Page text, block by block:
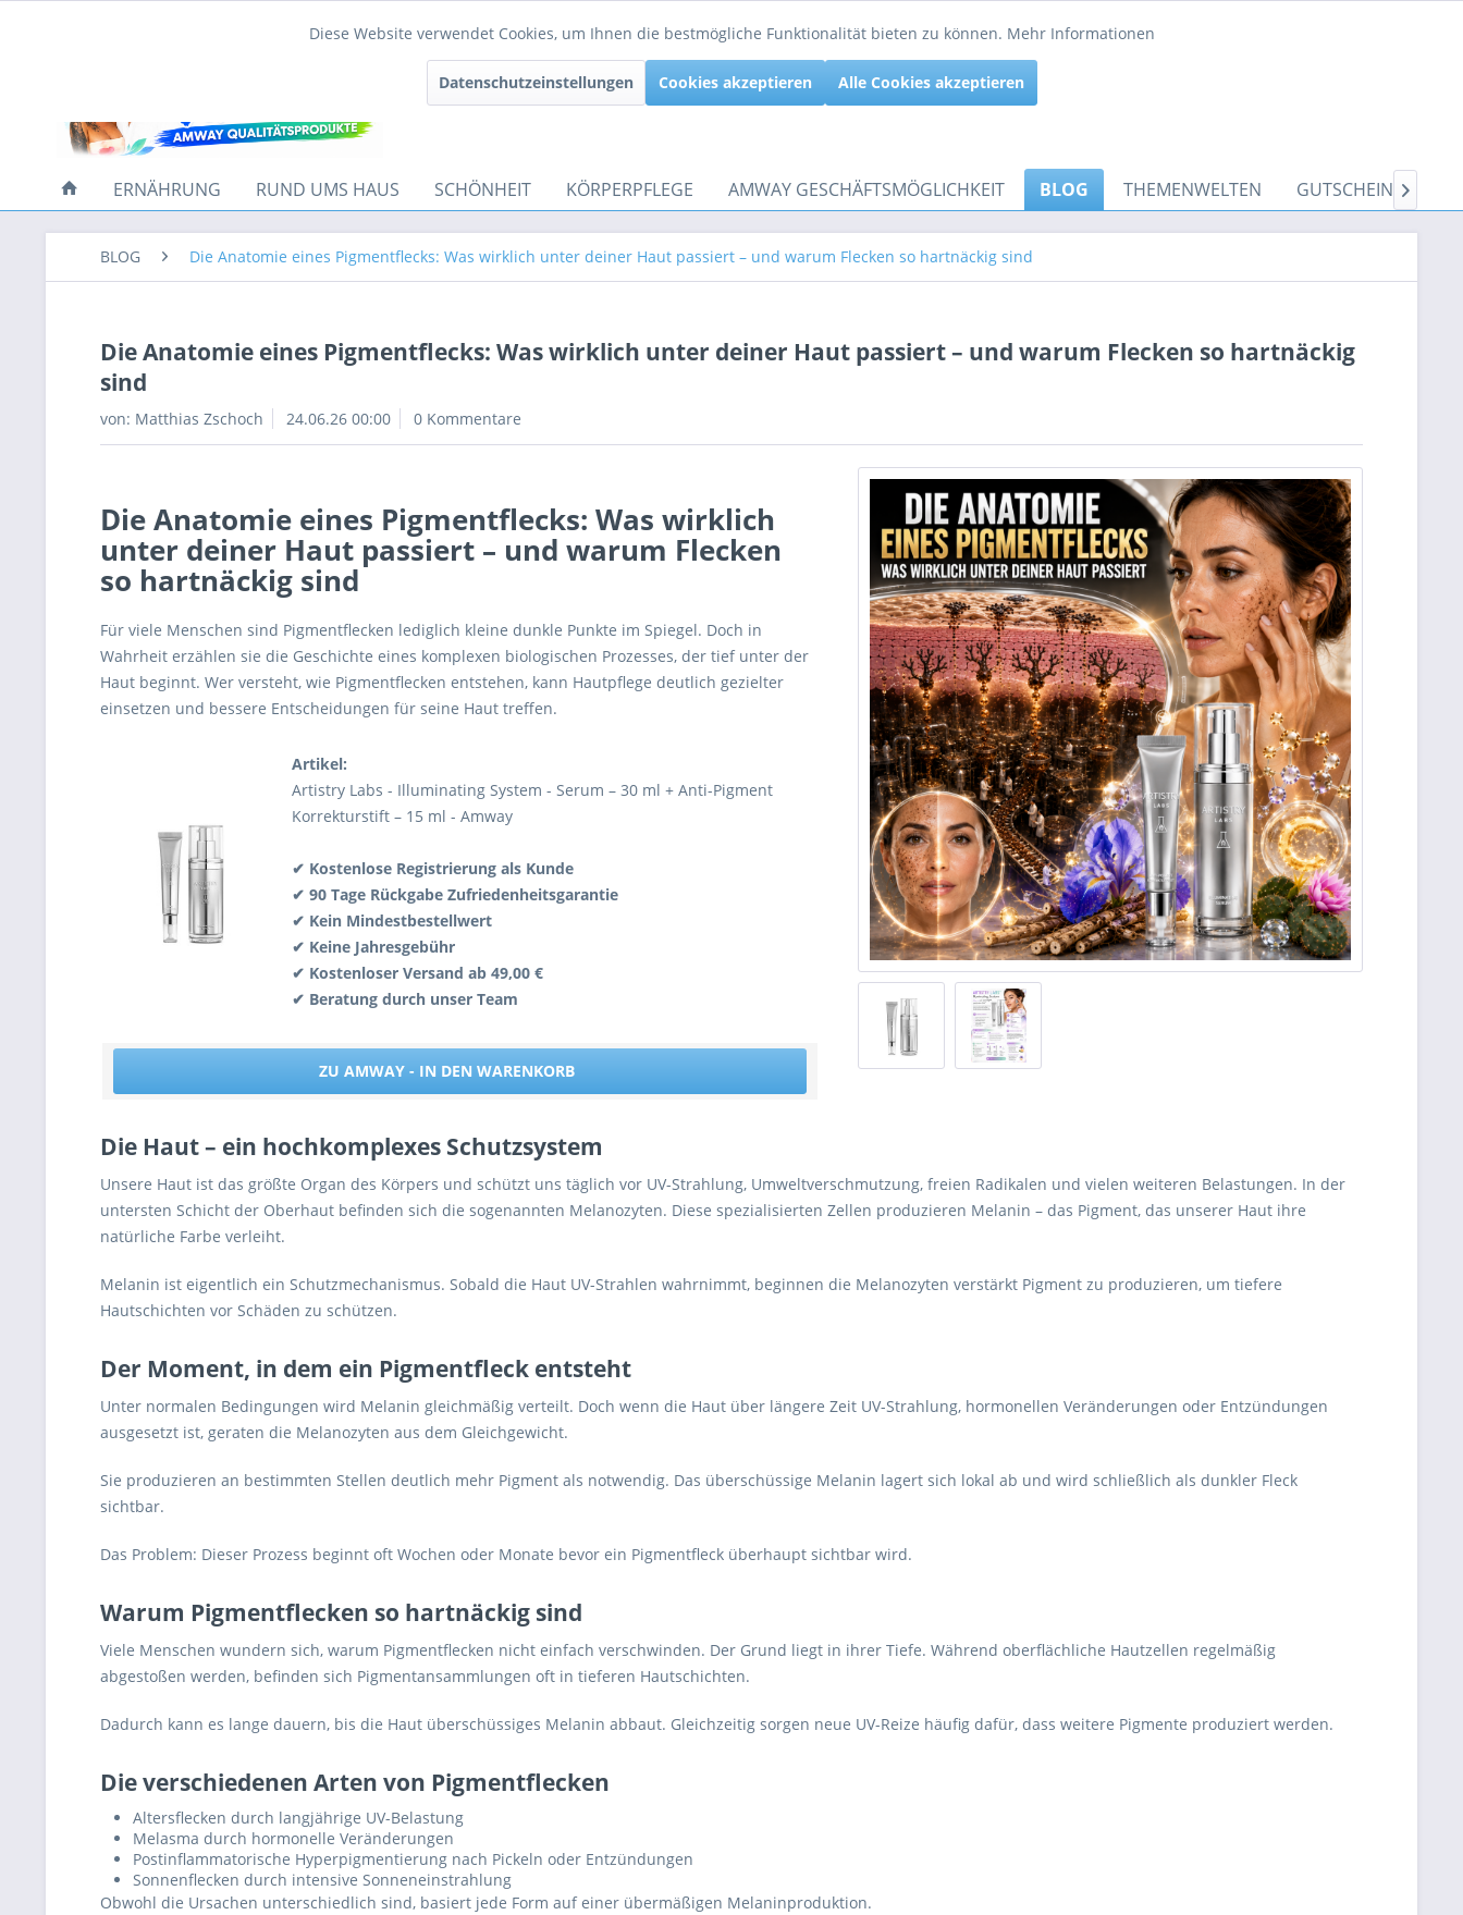
ERNÄHRUNG RUND UMS HAUS SCHÖNHEIT KÖRPERPFLEGE AMWAY GESCHÄFTSMÖGLICHKEIT BLOG THEMENWELTEN GUTSCHEINE
BLOG Die Anatomie eines Pigmentflecks: Was wirklich unter deiner Haut passiert – und warum Flecken so hartnäckig sind
Die Anatomie eines Pigmentflecks: Was wirklich unter deiner Haut passiert – und warum Flecken so hartnäckig
sind
von: Matthias Zschoch 24.06.26 00:00 0 Kommentare
Die Anatomie eines Pigmentflecks: Was wirklich
unter deiner Haut passiert – und warum Flecken
so hartnäckig sind
Für viele Menschen sind Pigmentflecken lediglich kleine dunkle Punkte im Spiegel. Doch in
Wahrheit erzählen sie die Geschichte eines komplexen biologischen Prozesses, der tief unter der
Haut beginnt. Wer versteht, wie Pigmentflecken entstehen, kann Hautpflege deutlich gezielter
einsetzen und bessere Entscheidungen für seine Haut treffen.
Artikel:
Artistry Labs - Illuminating System - Serum – 30 ml + Anti-Pigment
Korrekturstift – 15 ml - Amway
✔ Kostenlose Registrierung als Kunde
✔ 90 Tage Rückgabe Zufriedenheitsgarantie
✔ Kein Mindestbestellwert
✔ Keine Jahresgebühr
✔ Kostenloser Versand ab 49,00 €
✔ Beratung durch unser Team
ZU AMWAY - IN DEN WARENKORB
Die Haut – ein hochkomplexes Schutzsystem
Unsere Haut ist das größte Organ des Körpers und schützt uns täglich vor UV-Strahlung, Umweltverschmutzung, freien Radikalen und vielen weiteren Belastungen. In der
untersten Schicht der Oberhaut befinden sich die sogenannten Melanozyten. Diese spezialisierten Zellen produzieren Melanin – das Pigment, das unserer Haut ihre
natürliche Farbe verleiht.
Melanin ist eigentlich ein Schutzmechanismus. Sobald die Haut UV-Strahlen wahrnimmt, beginnen die Melanozyten verstärkt Pigment zu produzieren, um tiefere
Hautschichten vor Schäden zu schützen.
Der Moment, in dem ein Pigmentfleck entsteht
Unter normalen Bedingungen wird Melanin gleichmäßig verteilt. Doch wenn die Haut über längere Zeit UV-Strahlung, hormonellen Veränderungen oder Entzündungen
ausgesetzt ist, geraten die Melanozyten aus dem Gleichgewicht.
Sie produzieren an bestimmten Stellen deutlich mehr Pigment als notwendig. Das überschüssige Melanin lagert sich lokal ab und wird schließlich als dunkler Fleck
sichtbar.
Das Problem: Dieser Prozess beginnt oft Wochen oder Monate bevor ein Pigmentfleck überhaupt sichtbar wird.
Warum Pigmentflecken so hartnäckig sind
Viele Menschen wundern sich, warum Pigmentflecken nicht einfach verschwinden. Der Grund liegt in ihrer Tiefe. Während oberflächliche Hautzellen regelmäßig
abgestoßen werden, befinden sich Pigmentansammlungen oft in tieferen Hautschichten.
Dadurch kann es lange dauern, bis die Haut überschüssiges Melanin abbaut. Gleichzeitig sorgen neue UV-Reize häufig dafür, dass weitere Pigmente produziert werden.
Die verschiedenen Arten von Pigmentflecken
Altersflecken durch langjährige UV-Belastung
Melasma durch hormonelle Veränderungen
Postinflammatorische Hyperpigmentierung nach Pickeln oder Entzündungen
Sonnenflecken durch intensive Sonneneinstrahlung
Obwohl die Ursachen unterschiedlich sind, basiert jede Form auf einer übermäßigen Melaninproduktion.
Diese Website verwendet Cookies, um Ihnen die bestmögliche Funktionalität bieten zu können. Mehr Informationen
Datenschutzeinstellungen Cookies akzeptieren Alle Cookies akzeptieren